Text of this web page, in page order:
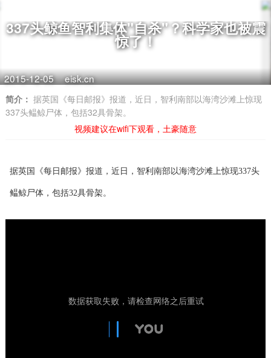
337头鲸鱼智利集体"自杀"？科学家也被震
惊了！
2015-12-05 eisk.cn
简介： 据英国《每日邮报》报道，近日，智利南部以海湾沙滩上惊现
337头鳁鲸尸体，包括32具骨架。
视频建议在wifi下观看，土豪随意
据英国《每日邮报》报道，近日，智利南部以海湾沙滩上惊现337头
鳁鲸尸体，包括32具骨架。